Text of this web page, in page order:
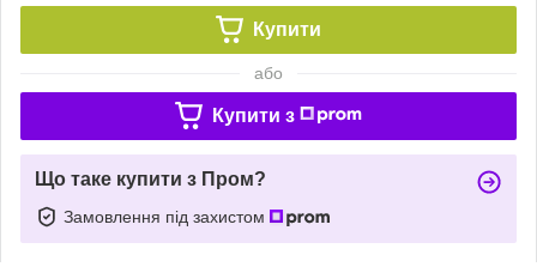
Купити
або
Купити з
Що таке купити з Пром?
Замовлення під захистом